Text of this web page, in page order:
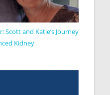
Scott and Katie’s Journey
Kidney